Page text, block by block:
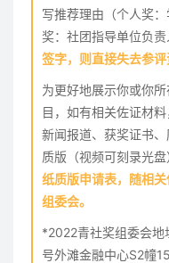
写推荐理由（个人奖
奖：社团指导单位负责
签字，则直接失去参评
为更好地展示你或你
目，如有相关佐证材
新闻报道、获奖证书
质版（视频可刻录光盘
纸质版申请表，随相
组委会。
*2022青社奖组委会
号外滩金融中心S2幢